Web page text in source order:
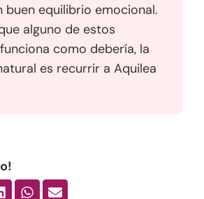
buen equilibrio emocional.
alguno de estos
como debería, la
es recurrir a Aquilea